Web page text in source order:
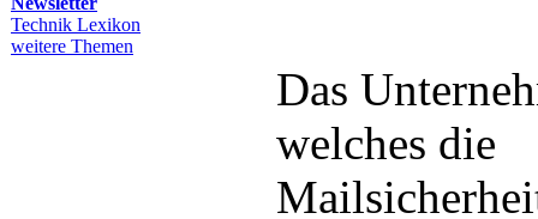
Technik Lexikon
weitere Themen
Das
welches die